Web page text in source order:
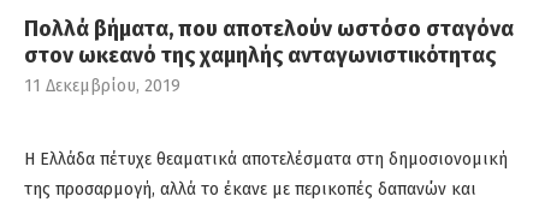
Πολλά βήματα, που αποτελούν ωστόσο σταγόνα
στον ωκεανό της χαμηλής ανταγωνιστικότητας
11 Δεκεμβρίου, 2019
Η Ελλάδα πέτυχε θεαματικά αποτελέσματα στη δημοσιονομική
της προσαρμογή, αλλά το έκανε με περικοπές δαπανών και